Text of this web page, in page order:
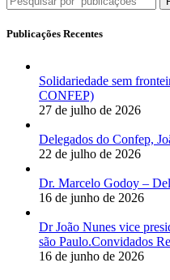
Publicações Recentes
Solidariedade sem
CONFEP)
27 de julho de 2026
Delegados do Confep,
22 de julho de 2026
Dr. Marcelo Godoy –
16 de junho de 2026
Dr João Nunes vice
são Paulo.Convidados
16 de junho de 2026